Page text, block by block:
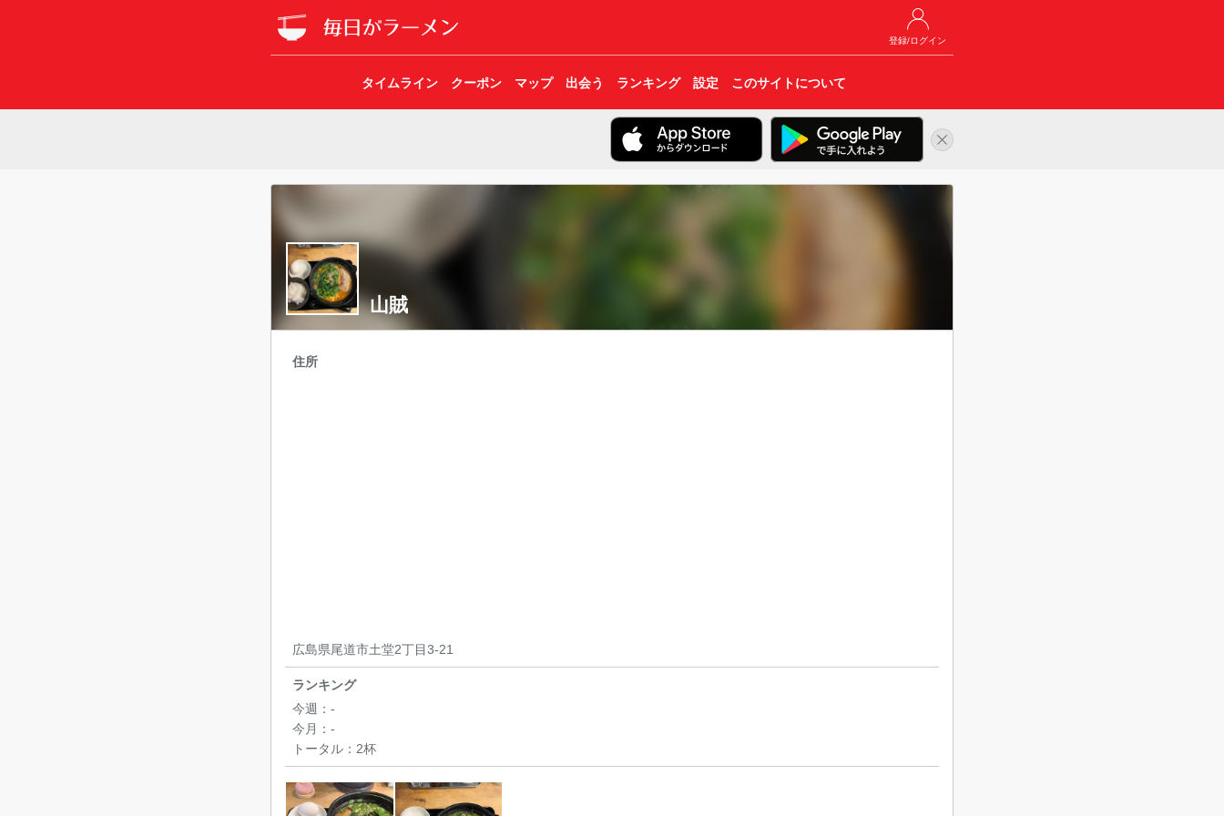
登録/ログイン
タイムライン クーポン マップ 出会う ランキング 設定 このサイトについて
山賊
住所
広島県尾道市土堂2丁目3-21
ランキング
今週： -
今月： -
トータル： 2杯